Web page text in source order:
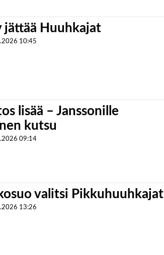
jättää Huuhkajat
10:45
lisää – Janssonille
kutsu
09:14
valitsi Pikkuhuuhkajat
13:26